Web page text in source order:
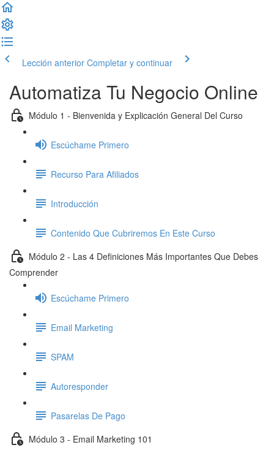
Lección anterior Completar y continuar
Automatiza Tu Negocio Online
Módulo 1 - Bienvenida y Explicación General Del Curso
Escúchame Primero
Recurso Para Afiliados
Introducción
Contenido Que Cubriremos En Este Curso
Módulo 2 - Las 4 Definiciones Más Importantes Que Debes
Comprender
Escúchame Primero
Email Marketing
SPAM
Autoresponder
Pasarelas De Pago
Módulo 3 - Email Marketing 101